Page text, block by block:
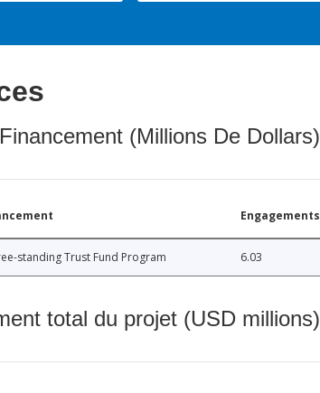
(Millions De Dollars)
Engagements
standing Trust Fund Program 6.03
total du projet (USD millions)